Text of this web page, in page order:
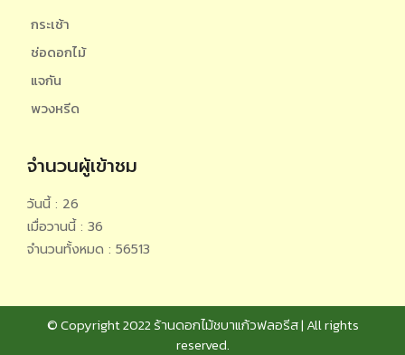
กระเช้า
ช่อดอกไม้
แจกัน
พวงหรีด
จำนวนผู้เข้าชม
วันนี้ : 26
เมื่อวานนี้ : 36
จำนวนทั้งหมด : 56513
© Copyright 2022 ร้านดอกไม้ชบาแก้วฟลอรีส | All rights
reserved.